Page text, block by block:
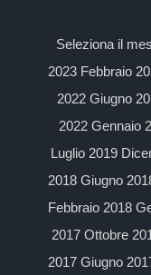
Seleziona il
2023 Febbraio
2022 Giugno
2022 Gennaio
Luglio 2019
2018 Giugno
Febbraio 2018
2017 Ottobre
2017 Giugno